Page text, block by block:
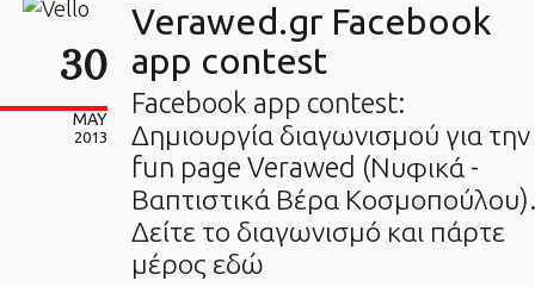
30
MAY
2013
Verawed.gr Facebook
app contest
Facebook app contest:
Δημιουργία διαγωνισμού για την
fun page Verawed (Νυφικά -
Βαπτιστικά Βέρα Κοσμοπούλου).
Δείτε το διαγωνισμό και πάρτε
μέρος εδώ